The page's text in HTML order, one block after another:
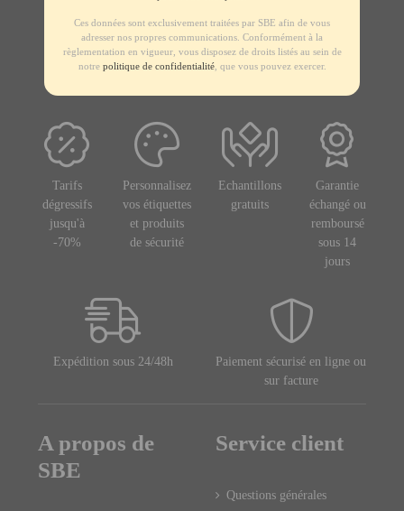
Ces données sont exclusivement traitées par SBE afin de vous
adresser nos propres communications. Conformément à la
règlementation en vigueur, vous disposez de droits listés au sein de
notre politique de confidentialité, que vous pouvez exercer.
Tarifs
dégressifs
jusqu'à
-70%
Personnalisez
vos étiquettes
et produits
de sécurité
Echantillons
gratuits
Garantie
échangé ou
remboursé
sous 14
jours
Expédition sous 24/48h
Paiement sécurisé en ligne ou
sur facture
A propos de
SBE
Service client
Questions générales